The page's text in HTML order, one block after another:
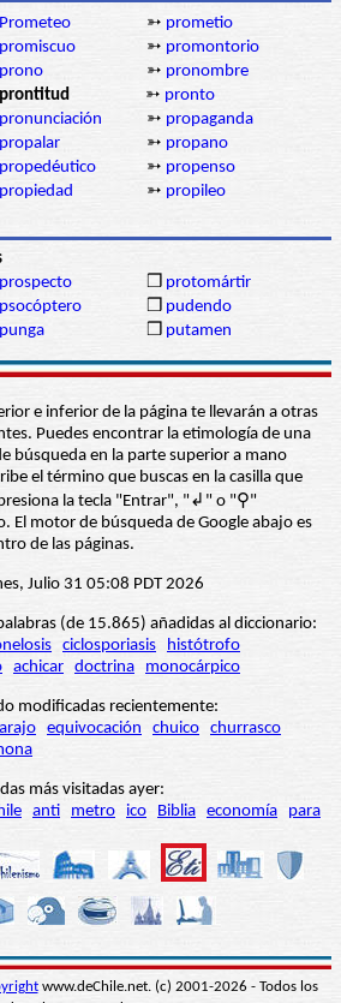
Prometeo ➳ prometio
promiscuo ➳ promontorio
prono ➳ pronombre
➳ pronto
pronunciación ➳ propaganda
propalar ➳ propano
propedéutico ➳ propenso
propiedad ➳ propileo
prospecto ❒ protomártir
psocóptero ❒ pudendo
punga ❒ putamen
e inferior de la página te llevarán a otras
Puedes encontrar la etimología de una
búsqueda en la parte superior a mano
el término que buscas en la casilla que
presiona la tecla "Entrar", "↲" o "⚲"
El motor de búsqueda de Google abajo es
de las páginas.
Julio 31 05:08 PDT 2026
(de 15.865) añadidas al diccionario:
ciclosporiasis
histótrofo
achicar doctrina monocárpico
modificadas recientemente:
equivocación chuico churrasco
más visitadas ayer:
anti metro ico Biblia economía para
www.deChile.net. (c) 2001-2026 - Todos los